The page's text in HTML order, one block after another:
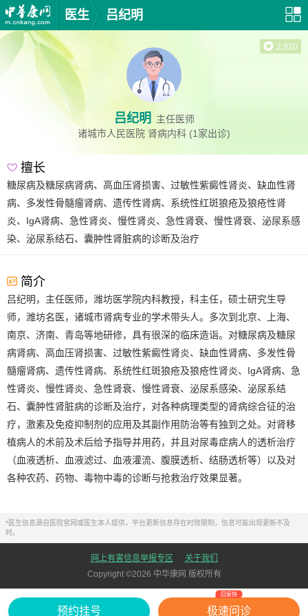
医生 吕纪明
吕纪明
主任医师
诸城市人民医院 肾病内科 (1家出诊)
2,820
擅长
糖尿病及糖尿病肾病、高血压肾损害、过敏性紫癜性肾炎、缺血性肾
病、多发性骨髓瘤肾病、遗传性肾病、系统性红斑狼疮及狼疮性肾
炎、IgA肾病、急性肾炎、慢性肾炎、急性肾衰、慢性肾衰、泌尿系感
染、泌尿系结石、囊肿性肾脏病的诊断及治疗
简介
吕纪明，主任医师，潍坊医学院内科教授，科主任，硕士研究生导
师，潍坊名医，诸城市肾病专业的学术带头人。多次到北京、上海、
南京、济南、青岛等地研修，具有很深的临床造诣。对糖尿病及糖尿
病肾病、高血压肾损害、过敏性紫癜性肾炎、缺血性肾病、多发性骨
髓瘤肾病、遗传性肾病、系统性红斑狼疮及狼疮性肾炎、IgA肾病、急
性肾炎、慢性肾炎、急性肾衰、慢性肾衰、泌尿系感染、泌尿系结
石、囊肿性肾脏病的诊断及治疗，对各种病理类型的肾病综合征的治
疗，激素及免疫抑制剂的应用及其副作用防治等有独到之处。对肾移
植病人的术前及术后给予指导并用药，并且对尿毒症病人的透析治疗
（血液透析、血液滤过、血液灌流、腹膜透析、结肠透析等）以及对
各种农药、药物、毒物中毒的诊断与抢救治疗效果显著。
*医生信息源自医院官网或医生本人提供，平台更新信息存在时效限制，信息可能出现更新不及
时。
网上有害信息举报专区
关于我们
Copyright ©2026 中华康网 版权所有
预约挂号 极速问诊
回复快